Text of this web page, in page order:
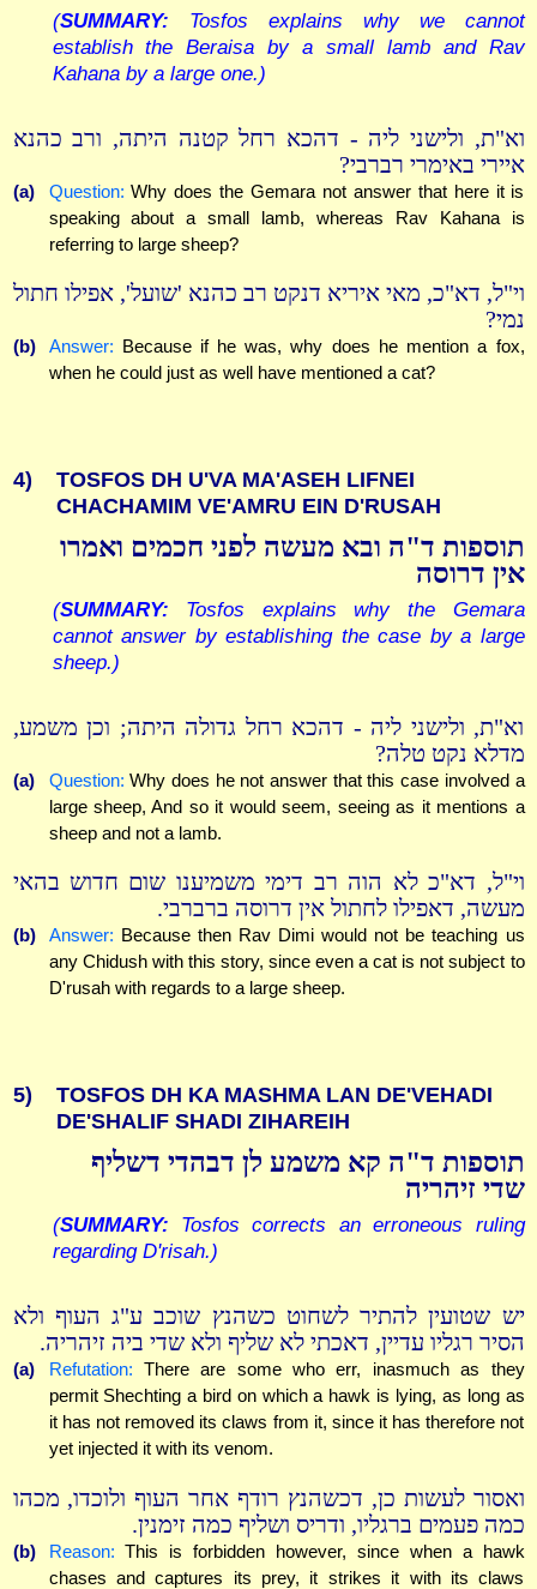
(SUMMARY: Tosfos explains why we cannot
establish the Beraisa by a small lamb and Rav
Kahana by a large one.)
וא"ת, ולישני ליה - דהכא רחל קטנה היתה, ורב כהנא
איירי באימרי רברבי?
(a) Question: Why does the Gemara not answer that here it is
speaking about a small lamb, whereas Rav Kahana is
referring to large sheep?
וי"ל, דא"כ, מאי איריא דנקט רב כהנא 'שועל', אפילו חתול
נמי?
(b) Answer: Because if he was, why does he mention a fox,
when he could just as well have mentioned a cat?
4)
TOSFOS DH U'VA MA'ASEH LIFNEI
CHACHAMIM VE'AMRU EIN D'RUSAH
תוספות ד"ה ובא מעשה לפני חכמים ואמרו
אין דרוסה
(SUMMARY: Tosfos explains why the Gemara
cannot answer by establishing the case by a large
sheep.)
וא"ת, ולישני ליה - דהכא רחל גדולה היתה; וכן משמע,
מדלא נקט טלה?
(a) Question: Why does he not answer that this case involved a
large sheep, And so it would seem, seeing as it mentions a
sheep and not a lamb.
וי"ל, דא"כ לא הוה רב דימי משמיענו שום חדוש בהאי
מעשה, דאפילו לחתול אין דרוסה ברברבי.
(b) Answer: Because then Rav Dimi would not be teaching us
any Chidush with this story, since even a cat is not subject to
D'rusah with regards to a large sheep.
5)
TOSFOS DH KA MASHMA LAN DE'VEHADI
DE'SHALIF SHADI ZIHAREIH
תוספות ד"ה קא משמע לן דבהדי דשליף
שדי זיהריה
(SUMMARY: Tosfos corrects an erroneous ruling
regarding D'risah.)
יש שטועין להתיר לשחוט כשהנץ שוכב ע"ג העוף ולא
הסיר רגליו עדיין, דאכתי לא שליף ולא שדי ביה זיהריה.
(a) Refutation: There are some who err, inasmuch as they
permit Shechting a bird on which a hawk is lying, as long as
it has not removed its claws from it, since it has therefore not
yet injected it with its venom.
ואסור לעשות כן, דכשהנץ רודף אחר העוף ולוכדו, מכהו
כמה פעמים ברגליו, ודריס ושליף כמה זימנין.
(b) Reason: This is forbidden however, since when a hawk
chases and captures its prey, it strikes it with its claws